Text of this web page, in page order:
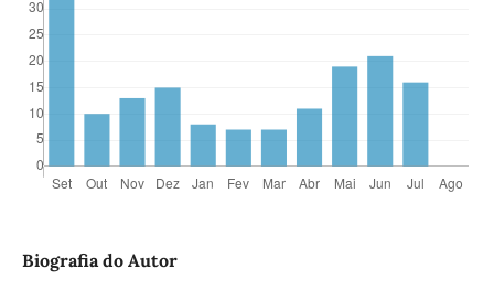
Biografia do Autor